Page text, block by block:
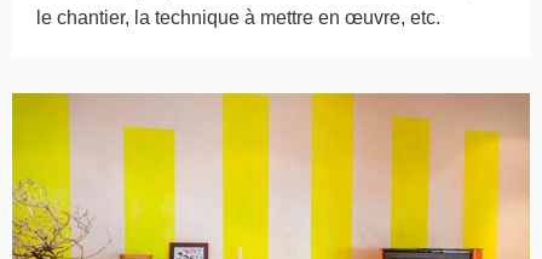
le chantier, la technique à mettre en œuvre, etc.